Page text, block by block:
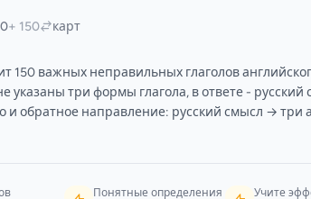
+ 150 карт
150 важных неправильных глаголов
указаны три формы глагола, в ответе - русский
и обратное направление: русский смысл → три
Понятные определения
Учите